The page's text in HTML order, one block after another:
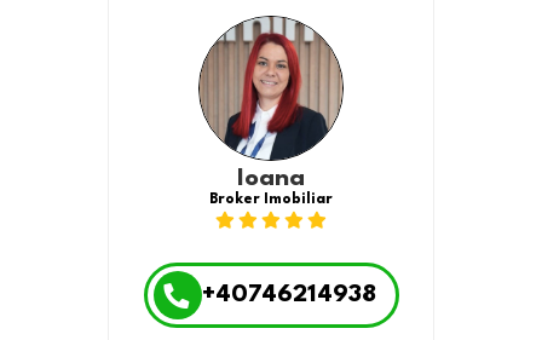
Ioana
Broker Imobiliar
+40746214938